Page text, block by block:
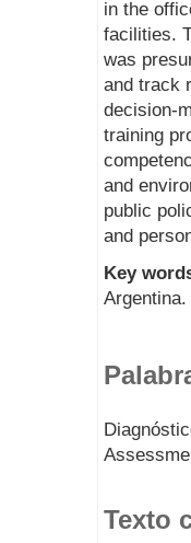
in the
facilities.
was
and track
decision-
training
and
public
and
Key
Argentina.
Texto